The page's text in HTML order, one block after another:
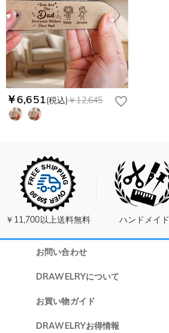
￥6,651(税込)￥12,645
￥11,700以上送料無料 ハンドメイド
お問い合わせ
DRAWELRYについて
DRAWELRYについて
お買い物ガイド
発送について
DRAWELRYお得情報